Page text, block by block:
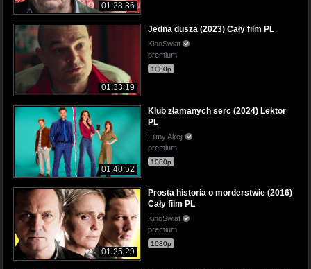
01:28:36
01:33:19
Jedna dusza (2023) Cały film PL
KinoSwiat
premium
1080p
01:40:52
Klub złamanych serc (2024) Lektor
PL
Filmy Akcji
premium
1080p
01:25:29
Prosta historia o morderstwie (2016)
Cały film PL
KinoSwiat
premium
1080p